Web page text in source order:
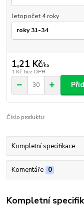
letopočet 4 roky
1,21 Kč/ks
1 Kč bez DPH
Číslo produktu:
Kompletní specifikace
Komentáře 0
Kompletní